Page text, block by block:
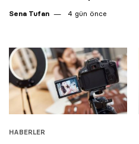
Sena Tufan 4 gün önce
HABERLER